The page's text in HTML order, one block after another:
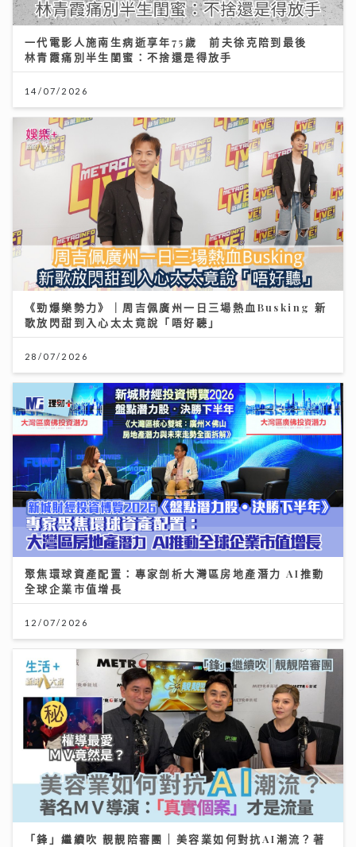
一代電影人施南生病逝享年75歲 前夫徐克陪到最後
林青霞痛別半生閨蜜：不捨還是得放手
14/07/2026
《勁爆樂勢力》｜周吉佩廣州一日三場熱血Busking 新
歌放閃甜到入心太太竟說「唔好聽」
28/07/2026
聚焦環球資產配置：專家剖析大灣區房地產潛力 AI推動
全球企業市值增長
12/07/2026
「鋒」繼續吹 靚靚陪審團 | 美容業如何對抗AI潮流？著